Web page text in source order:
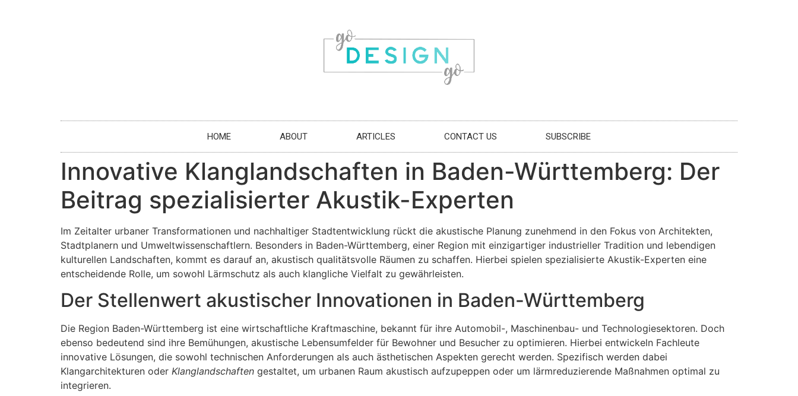
HOME ABOUT ARTICLES CONTACT US SUBSCRIBE
Innovative Klanglandschaften in Baden-Württemberg: Der
Beitrag spezialisierter Akustik-Experten
Im Zeitalter urbaner Transformationen und nachhaltiger Stadtentwicklung rückt die akustische Planung zunehmend in den Fokus von Architekten,
Stadtplanern und Umweltwissenschaftlern. Besonders in Baden-Württemberg, einer Region mit einzigartiger industrieller Tradition und lebendigen
kulturellen Landschaften, kommt es darauf an, akustisch qualitätsvolle Räumen zu schaffen. Hierbei spielen spezialisierte Akustik-Experten eine
entscheidende Rolle, um sowohl Lärmschutz als auch klangliche Vielfalt zu gewährleisten.
Der Stellenwert akustischer Innovationen in Baden-Württemberg
Die Region Baden-Württemberg ist eine wirtschaftliche Kraftmaschine, bekannt für ihre Automobil-, Maschinenbau- und Technologiesektoren. Doch
ebenso bedeutend sind ihre Bemühungen, akustische Lebensumfelder für Bewohner und Besucher zu optimieren. Hierbei entwickeln Fachleute
innovative Lösungen, die sowohl technischen Anforderungen als auch ästhetischen Aspekten gerecht werden. Spezifisch werden dabei
Klangarchitekturen oder Klanglandschaften gestaltet, um urbanen Raum akustisch aufzupeppen oder um lärmreduzierende Maßnahmen optimal zu
integrieren.